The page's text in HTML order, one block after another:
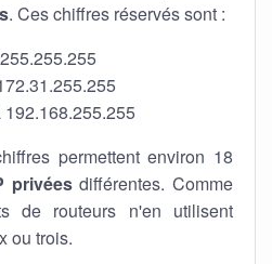
. Ces chiffres réservés sont :
permettent environ 18
privéesdifférentes. Comme
de routeurs n'en utilisent
ou trois.